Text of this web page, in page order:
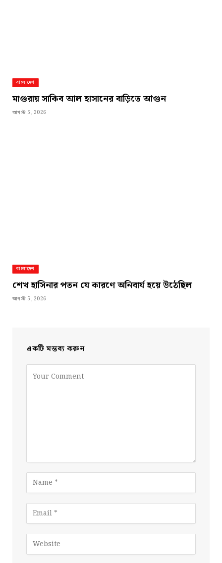
বাংলাদেশ
মাগুরায় সাকিব আল হাসানের বাড়িতে আগুন
আগস্ট 5, 2026
বাংলাদেশ
শেখ হাসিনার পতন যে কারণে অনিবার্য হয়ে উঠেছিল
আগস্ট 5, 2026
একটি মন্তব্য করুন